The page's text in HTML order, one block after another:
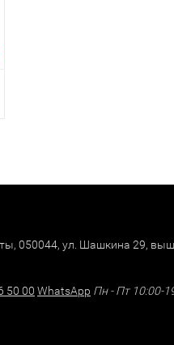
050044, ул. Шашкина 29,
50 00 WhatsApp Пн - Пт 10:00-